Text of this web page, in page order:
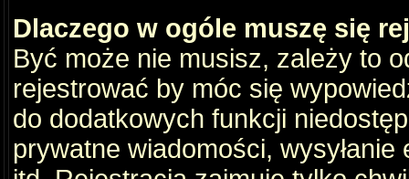
Dlaczego w ogóle muszę się
Być może nie musisz, zależy to
rejestrować by móc się
do dodatkowych funkcji
prywatne wiadomości,